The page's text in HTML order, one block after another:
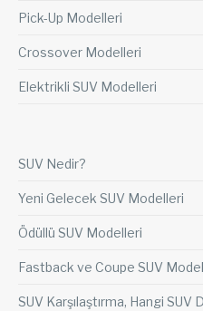
Pick-Up Modelleri
Crossover Modelleri
Elektrikli SUV Modelleri
SUV Nedir?
Yeni Gelecek SUV Modelleri
Ödüllü SUV Modelleri
Fastback ve Coupe SUV
SUV Karşılaştırma, Hangi SUV